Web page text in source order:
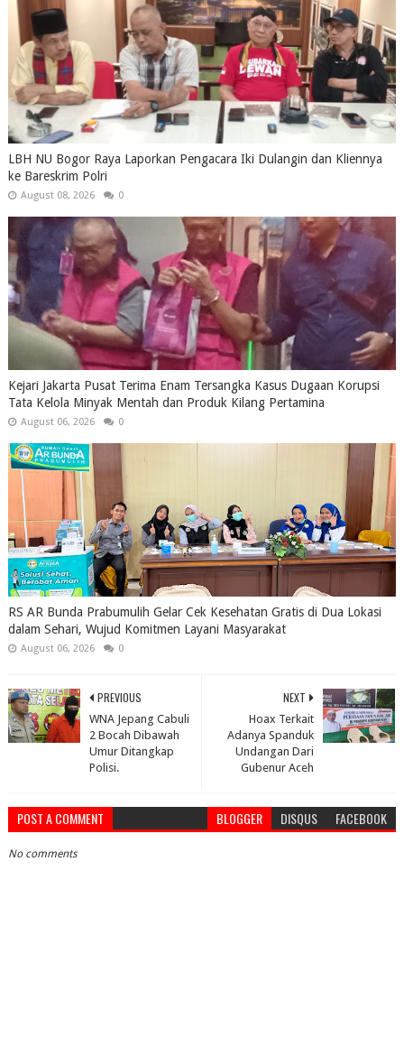
LBH NU Bogor Raya Laporkan Pengacara Iki Dulangin dan Kliennya
ke Bareskrim Polri
August 08, 2026 0
Kejari Jakarta Pusat Terima Enam Tersangka Kasus Dugaan Korupsi
Tata Kelola Minyak Mentah dan Produk Kilang Pertamina
August 06, 2026 0
RS AR Bunda Prabumulih Gelar Cek Kesehatan Gratis di Dua Lokasi
dalam Sehari, Wujud Komitmen Layani Masyarakat
August 06, 2026 0
NEXT
Hoax Terkait
Adanya Spanduk
Undangan Dari
Gubenur Aceh
PREVIOUS
WNA Jepang Cabuli
2 Bocah Dibawah
Umur Ditangkap
Polisi.
POST A COMMENT BLOGGER DISQUS FACEBOOK
No comments